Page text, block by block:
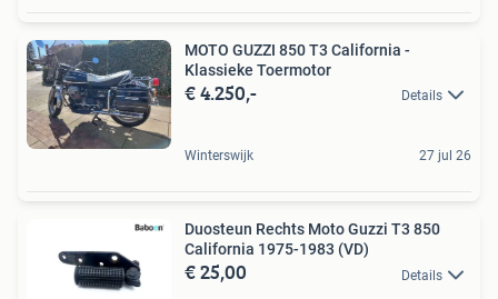
MOTO GUZZI 850 T3 California -
Klassieke Toermotor
€ 4.250,- Details
Winterswijk 27 jul 26
Duosteun Rechts Moto Guzzi T3 850
California 1975-1983 (VD)
€ 25,00 Details